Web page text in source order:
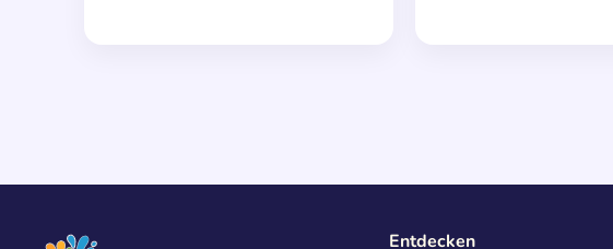
Entdecken